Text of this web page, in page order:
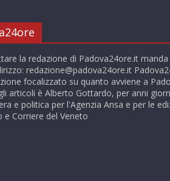
la redazione di Padova24ore.it
redazione@padova24ore.it
focalizzato su quanto avviene a
articoli è Alberto Gottardo, per anni
e politica per l'Agenzia Ansa e per le
e Corriere del Veneto